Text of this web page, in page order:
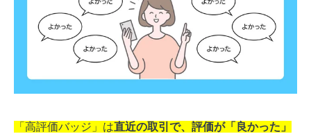
「高評価バッジ」は直近の取引で、評価が「良かった」